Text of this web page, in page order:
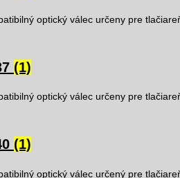
optický válec určeny pre
(1)
optický válec určeny pre
(1)
optický válec určený pre